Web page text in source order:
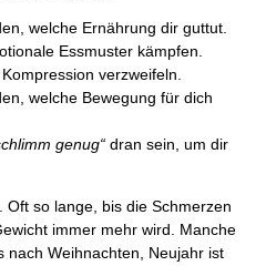
welche Ernährung dir guttut.
Essmuster kämpfen.
verzweifeln.
welche Bewegung für dich
genug“ dran sein, um dir
so lange, bis die Schmerzen
immer mehr wird. Manche
nach Weihnachten, Neujahr ist